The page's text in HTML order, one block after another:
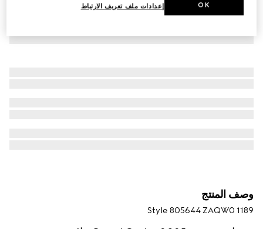
وصف المنتج
Style ‎805644 ZAQW0 1189
إعدادات ملف تعريف الارتباط OK